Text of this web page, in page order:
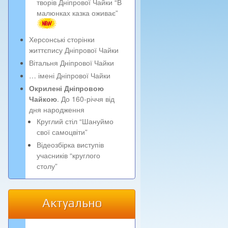
творів Дніпрової Чайки “В
малюнках казка оживає”
Херсонські сторінки
життєпису Дніпрової Чайки
Вітальня Дніпрової Чайки
… імені Дніпрової Чайки
Окрилені Дніпровою
Чайкою. До 160-річчя від
дня народження
Круглий стіл “Шануймо
свої самоцвіти”
Відеозбірка виступів
учасників “круглого
столу”
Актуально